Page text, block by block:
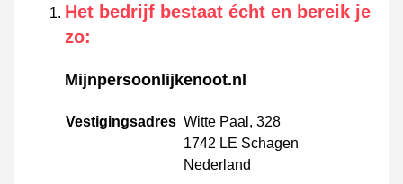
Het bedrijf bestaat écht en bereik je
zo:
Mijnpersoonlijkenoot.nl
Vestigingsadres Witte Paal, 328
1742 LE Schagen
Nederland